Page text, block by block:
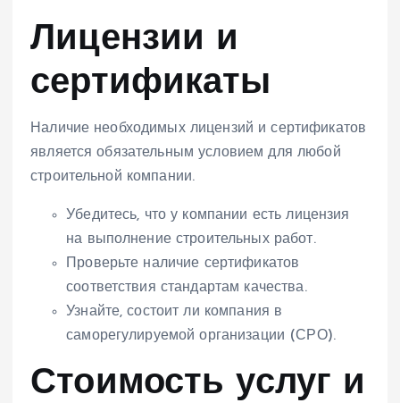
Лицензии и
сертификаты
Наличие необходимых лицензий и сертификатов
является обязательным условием для любой
строительной компании.
Убедитесь, что у компании есть лицензия
на выполнение строительных работ.
Проверьте наличие сертификатов
соответствия стандартам качества.
Узнайте, состоит ли компания в
саморегулируемой организации (СРО).
Стоимость услуг и